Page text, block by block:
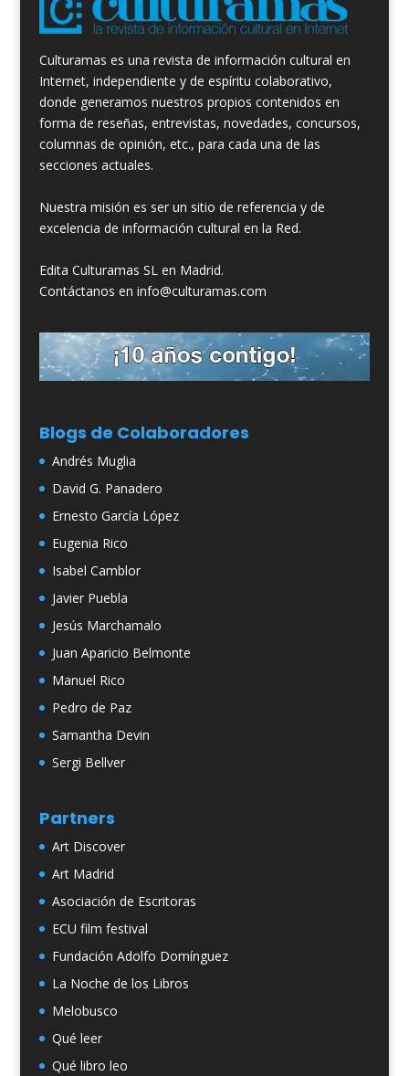
Culturamas es una revista de información cultural en
Internet, independiente y de espíritu colaborativo,
donde generamos nuestros propios contenidos en
forma de reseñas, entrevistas, novedades, concursos,
columnas de opinión, etc., para cada una de las
secciones actuales.
Nuestra misión es ser un sitio de referencia y de
excelencia de información cultural en la Red.
Edita Culturamas SL en Madrid.
Contáctanos en info@culturamas.com
Blogs de Colaboradores
Andrés Muglia
David G. Panadero
Ernesto García López
Eugenia Rico
Isabel Camblor
Javier Puebla
Jesús Marchamalo
Juan Aparicio Belmonte
Manuel Rico
Pedro de Paz
Samantha Devin
Sergi Bellver
Partners
Art Discover
Art Madrid
Asociación de Escritoras
ECU film festival
Fundación Adolfo Domínguez
La Noche de los Libros
Melobusco
Qué leer
Qué libro leo